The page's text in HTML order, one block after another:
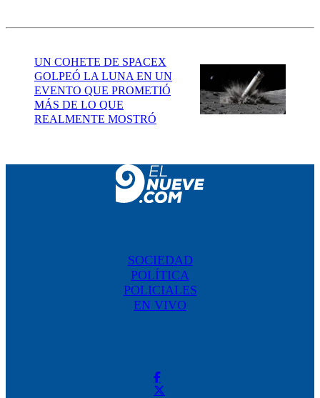
UN COHETE DE SPACEX
GOLPEÓ LA LUNA EN UN
EVENTO QUE PROMETIÓ
MÁS DE LO QUE
REALMENTE MOSTRÓ
SOCIEDAD
POLÍTICA
POLICIALES
EN VIVO